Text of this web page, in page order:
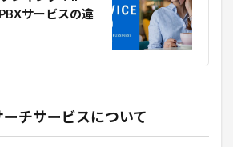
サービスの違
チサービスについて